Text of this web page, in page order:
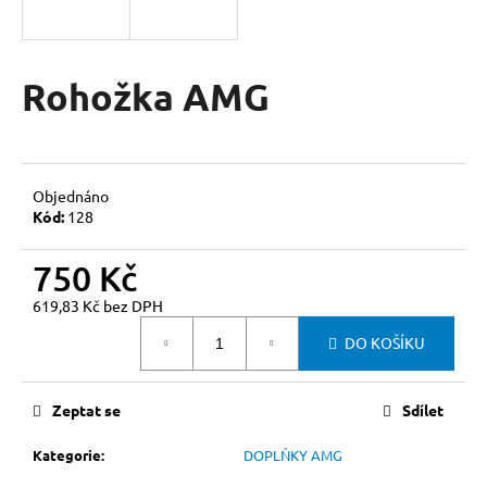
Rohožka AMG
Objednáno
Kód: 128
750 Kč
619,83 Kč bez DPH
DO KOŠÍKU
Kategorie: DOPLŇKY AMG
Zeptat se Sdílet
í
t
HLEDAT
o
u